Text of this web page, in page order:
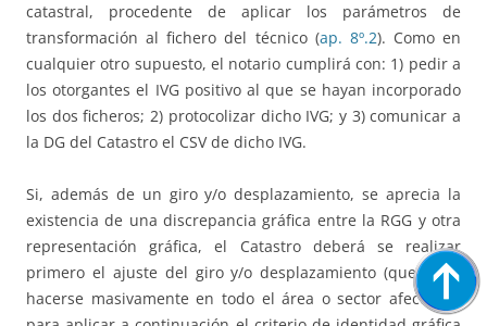
catastral, procedente de aplicar los parámetros de
transformación al fichero del técnico (ap. 8º.2). Como en
cualquier otro supuesto, el notario cumplirá con: 1) pedir a
los otorgantes el IVG positivo al que se hayan incorporado
los dos ficheros; 2) protocolizar dicho IVG; y 3) comunicar a
la DG del Catastro el CSV de dicho IVG.
Si, además de un giro y/o desplazamiento, se aprecia la
existencia de una discrepancia gráfica entre la RGG y otra
representación gráfica, el Catastro deberá se realizar
primero el ajuste del giro y/o desplazamiento (que debe
hacerse masivamente en todo el área o sector afectado),